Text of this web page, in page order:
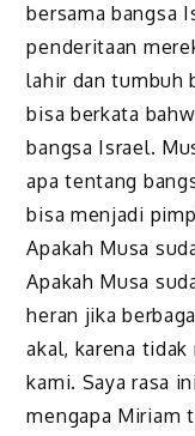
bersama bangsa
penderitaan
lahir dan tumbuh
bisa berkata
bangsa Israel.
apa tentang
bisa menjadi
Apakah Musa
Apakah Musa
heran jika
akal, karena
kami. Saya rasa
mengapa Miriam